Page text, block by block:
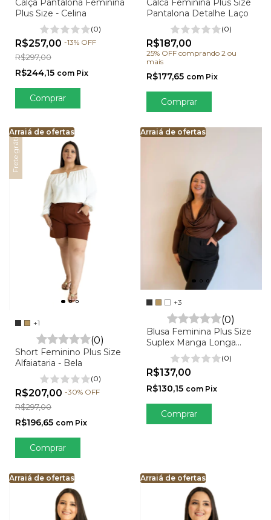
Calça Pantalona Feminina
Plus Size - Celina
(0)
R$257,00 -13% OFF
R$297,00
R$244,15 com Pix
Comprar
Calca Feminina Plus Size
Pantalona Detalhe Laço
(0)
R$187,00
25% OFF comprando 2 ou
mais
R$177,65 com Pix
Comprar
Arraiá de ofertas
Arraiá de ofertas Arraiá de ofertas
Frete grátis
+1
(0)
Short Feminino Plus Size
Alfaiataria - Bela
(0)
R$207,00 -30% OFF
R$297,00
R$196,65 com Pix
Comprar
Arraiá de ofertas
Arraiá de ofertas
+3
(0)
Blusa Feminina Plus Size
Suplex Manga Longa
Gola Boba - Amanda
(0)
R$137,00
R$130,15 com Pix
Comprar
Arraiá de ofertas
Arraiá de ofertas Arraiá de ofertas
Arraiá de ofertas
Arraiá de ofertas